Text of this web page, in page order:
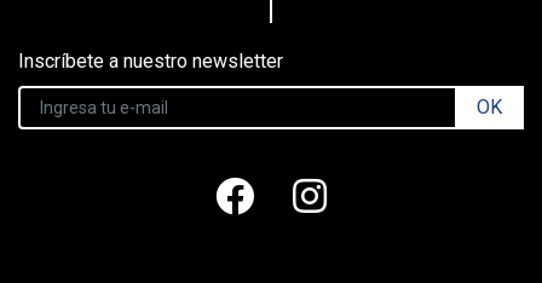
Inscríbete a nuestro newsletter
OK